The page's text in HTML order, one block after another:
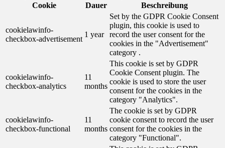
Cookie
Dauer Beschreibung
cookielawinfo-
checkbox-advertisement
1 year
Set by the GDPR Cookie Consent
plugin, this cookie is used to
record the user consent for the
cookies in the "Advertisement"
category .
cookielawinfo-
checkbox-analytics
11
months
This cookie is set by GDPR
Cookie Consent plugin. The
cookie is used to store the user
consent for the cookies in the
category "Analytics".
cookielawinfo-
checkbox-functional
11
months
The cookie is set by GDPR
cookie consent to record the user
consent for the cookies in the
category "Functional".